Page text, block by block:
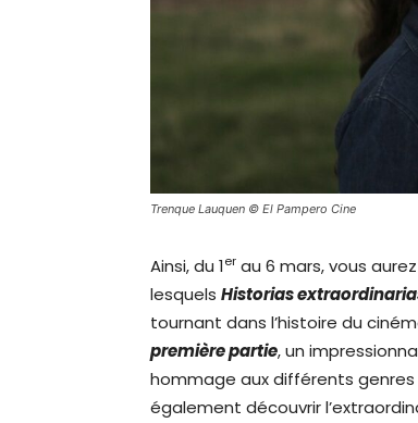
Trenque Lauquen © El Pampero Cine
Ainsi, du 1er au 6 mars, vous
lesquels Historias
tournant dans l’histoire du
première partie, un
hommage aux différents genres
également découvrir